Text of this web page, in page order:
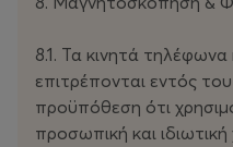
8.1. Τα κινητά τηλέφωνα
επιτρέπονται εντός
προϋπόθεση ότι
προσωπική και